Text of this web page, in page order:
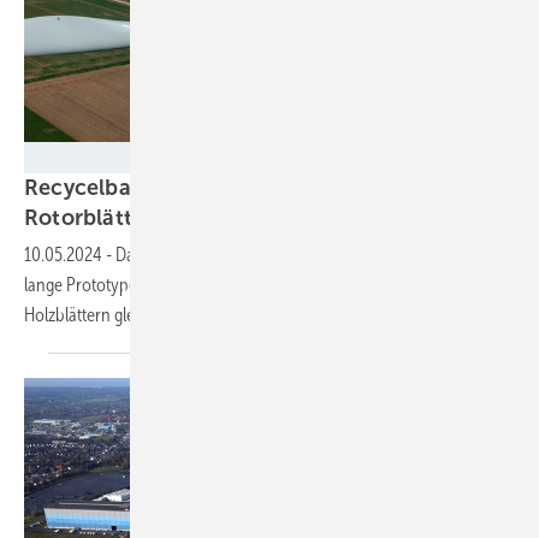
Recycelbar und stabil: Startup installiert erste
Rotorblätter aus
10.05.2024 - Das Startup Voodin Blades Technology testet 20 Meter
lange Prototypen an einer Enercon-Anlage und will mit seinen
Holzblättern gleich drei Probleme der Branche